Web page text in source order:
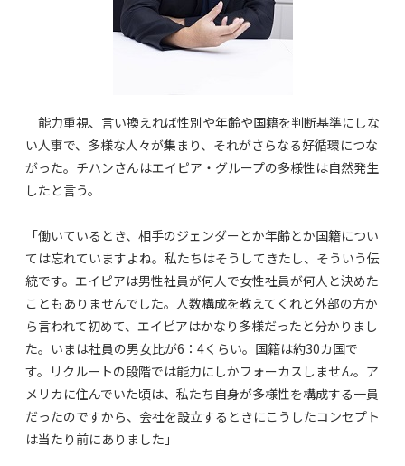
能力重視、言い換えれば性別や年齢や国籍を判断基準にしな
い人事で、多様な人々が集まり、それがさらなる好循環につな
がった。チハンさんはエイピア・グループの多様性は自然発生
したと言う。
「働いているとき、相手のジェンダーとか年齢とか国籍につい
ては忘れていますよね。私たちはそうしてきたし、そういう伝
統です。エイピアは男性社員が何人で女性社員が何人と決めた
こともありませんでした。人数構成を教えてくれと外部の方か
ら言われて初めて、エイピアはかなり多様だったと分かりまし
た。いまは社員の男女比が6：4くらい。国籍は約30カ国で
す。リクルートの段階では能力にしかフォーカスしません。ア
メリカに住んでいた頃は、私たち自身が多様性を構成する一員
だったのですから、会社を設立するときにこうしたコンセプト
は当たり前にありました」